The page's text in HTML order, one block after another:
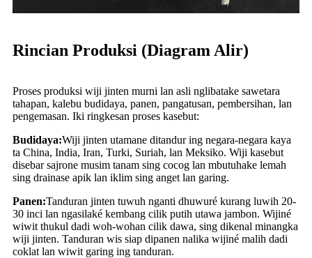
Rincian Produksi (Diagram Alir)
Proses produksi wiji jinten murni lan asli nglibatake sawetara
tahapan, kalebu budidaya, panen, pangatusan, pembersihan, lan
pengemasan. Iki ringkesan proses kasebut:
Budidaya:Wiji jinten utamane ditandur ing negara-negara kaya
ta China, India, Iran, Turki, Suriah, lan Meksiko. Wiji kasebut
disebar sajrone musim tanam sing cocog lan mbutuhake lemah
sing drainase apik lan iklim sing anget lan garing.
Panen:Tanduran jinten tuwuh nganti dhuwuré kurang luwih 20-
30 inci lan ngasilaké kembang cilik putih utawa jambon. Wijiné
wiwit thukul dadi woh-wohan cilik dawa, sing dikenal minangka
wiji jinten. Tanduran wis siap dipanen nalika wijiné malih dadi
coklat lan wiwit garing ing tanduran.